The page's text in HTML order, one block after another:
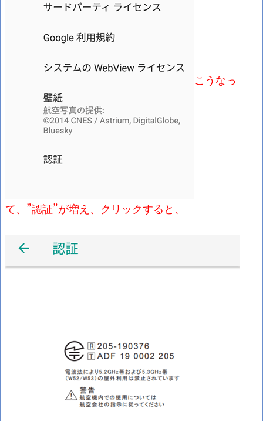
こうなっ
て、”認証”が増え、クリックすると、